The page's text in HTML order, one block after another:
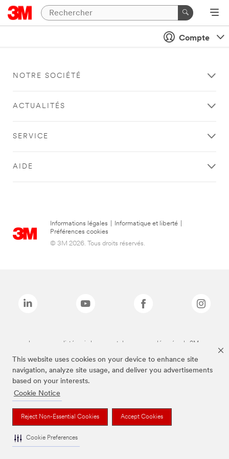
This website uses cookies on your device to enhance site
navigation, analyze site usage, and deliver you advertisements
based on your interests.
Cookie Notice
Reject Non-Essential Cookies Accept Cookies
Cookie Preferences
Compte
NOTRE SOCIÉTÉ
ACTUALITÉS
SERVICE
AIDE
Informations légales Informatique et liberté
Préférences cookies
© 3M 2026. Tous droits réservés.
Les marques listées ci-dessus sont des marques déposées de 3M.